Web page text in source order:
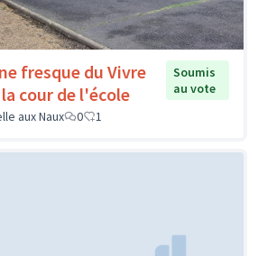
fresque du Vivre
cour de l'école
Soumis
au vote
aux Naux
0 1